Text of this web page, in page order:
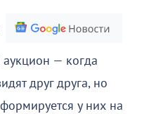
— когда
друг друга, но
у них на